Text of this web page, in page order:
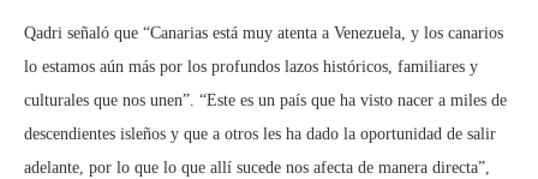
Qadri señaló que “Canarias está muy atenta a Venezuela, y los canarios
lo estamos aún más por los profundos lazos históricos, familiares y
culturales que nos unen”. “Este es un país que ha visto nacer a miles de
descendientes isleños y que a otros les ha dado la oportunidad de salir
adelante, por lo que lo que allí sucede nos afecta de manera directa”,